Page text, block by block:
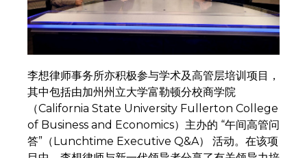
李想律师事务所亦积极参与学术及高管层培训项目，
其中包括由加州州立大学富勒顿分校商学院
（California State University Fullerton College
of Business and Economics）主办的 “午间高管问
答”（Lunchtime Executive Q&A） 活动。在该项